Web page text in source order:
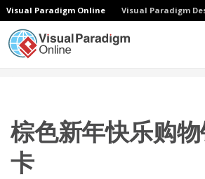
Visual Paradigm Online Visual Paradigm
棕色新年快乐购
卡